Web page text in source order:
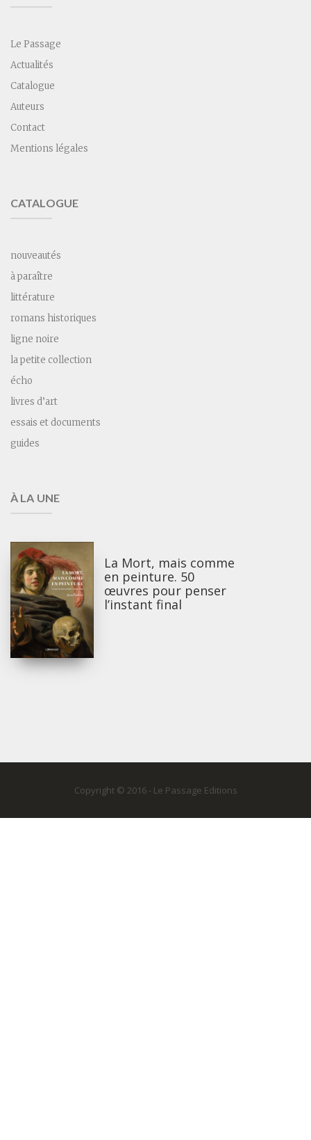
Le Passage
Actualités
Catalogue
Auteurs
Contact
Mentions légales
CATALOGUE
nouveautés
à paraître
littérature
romans historiques
ligne noire
la petite collection
écho
livres d’art
essais et documents
guides
À LA UNE
La Mort, mais comme
en peinture. 50
œuvres pour penser
l’instant final
Copyright © 2016 - Le Passage Editions